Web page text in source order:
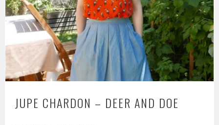
JUPE CHARDON – DEER AND DOE